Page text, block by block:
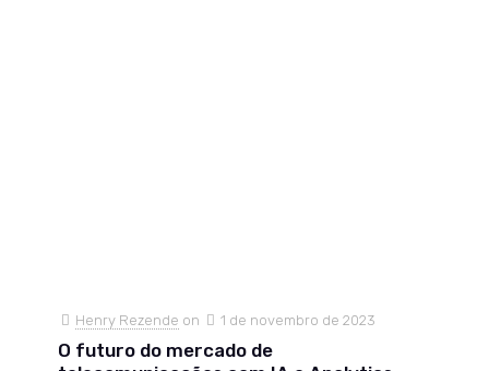
Henry Rezende on 1 de novembro de 2023
O futuro do mercado de